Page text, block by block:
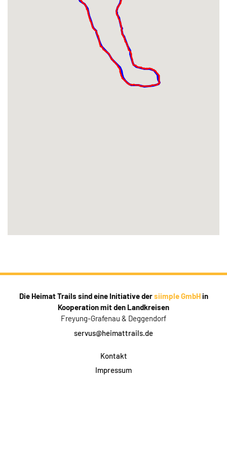
Die Heimat Trails sind eine Initiative dersiimple GmbHin
Kooperation mit den Landkreisen
Freyung-Grafenau & Deggendorf
servus@heimattrails.de
Kontakt
Impressum